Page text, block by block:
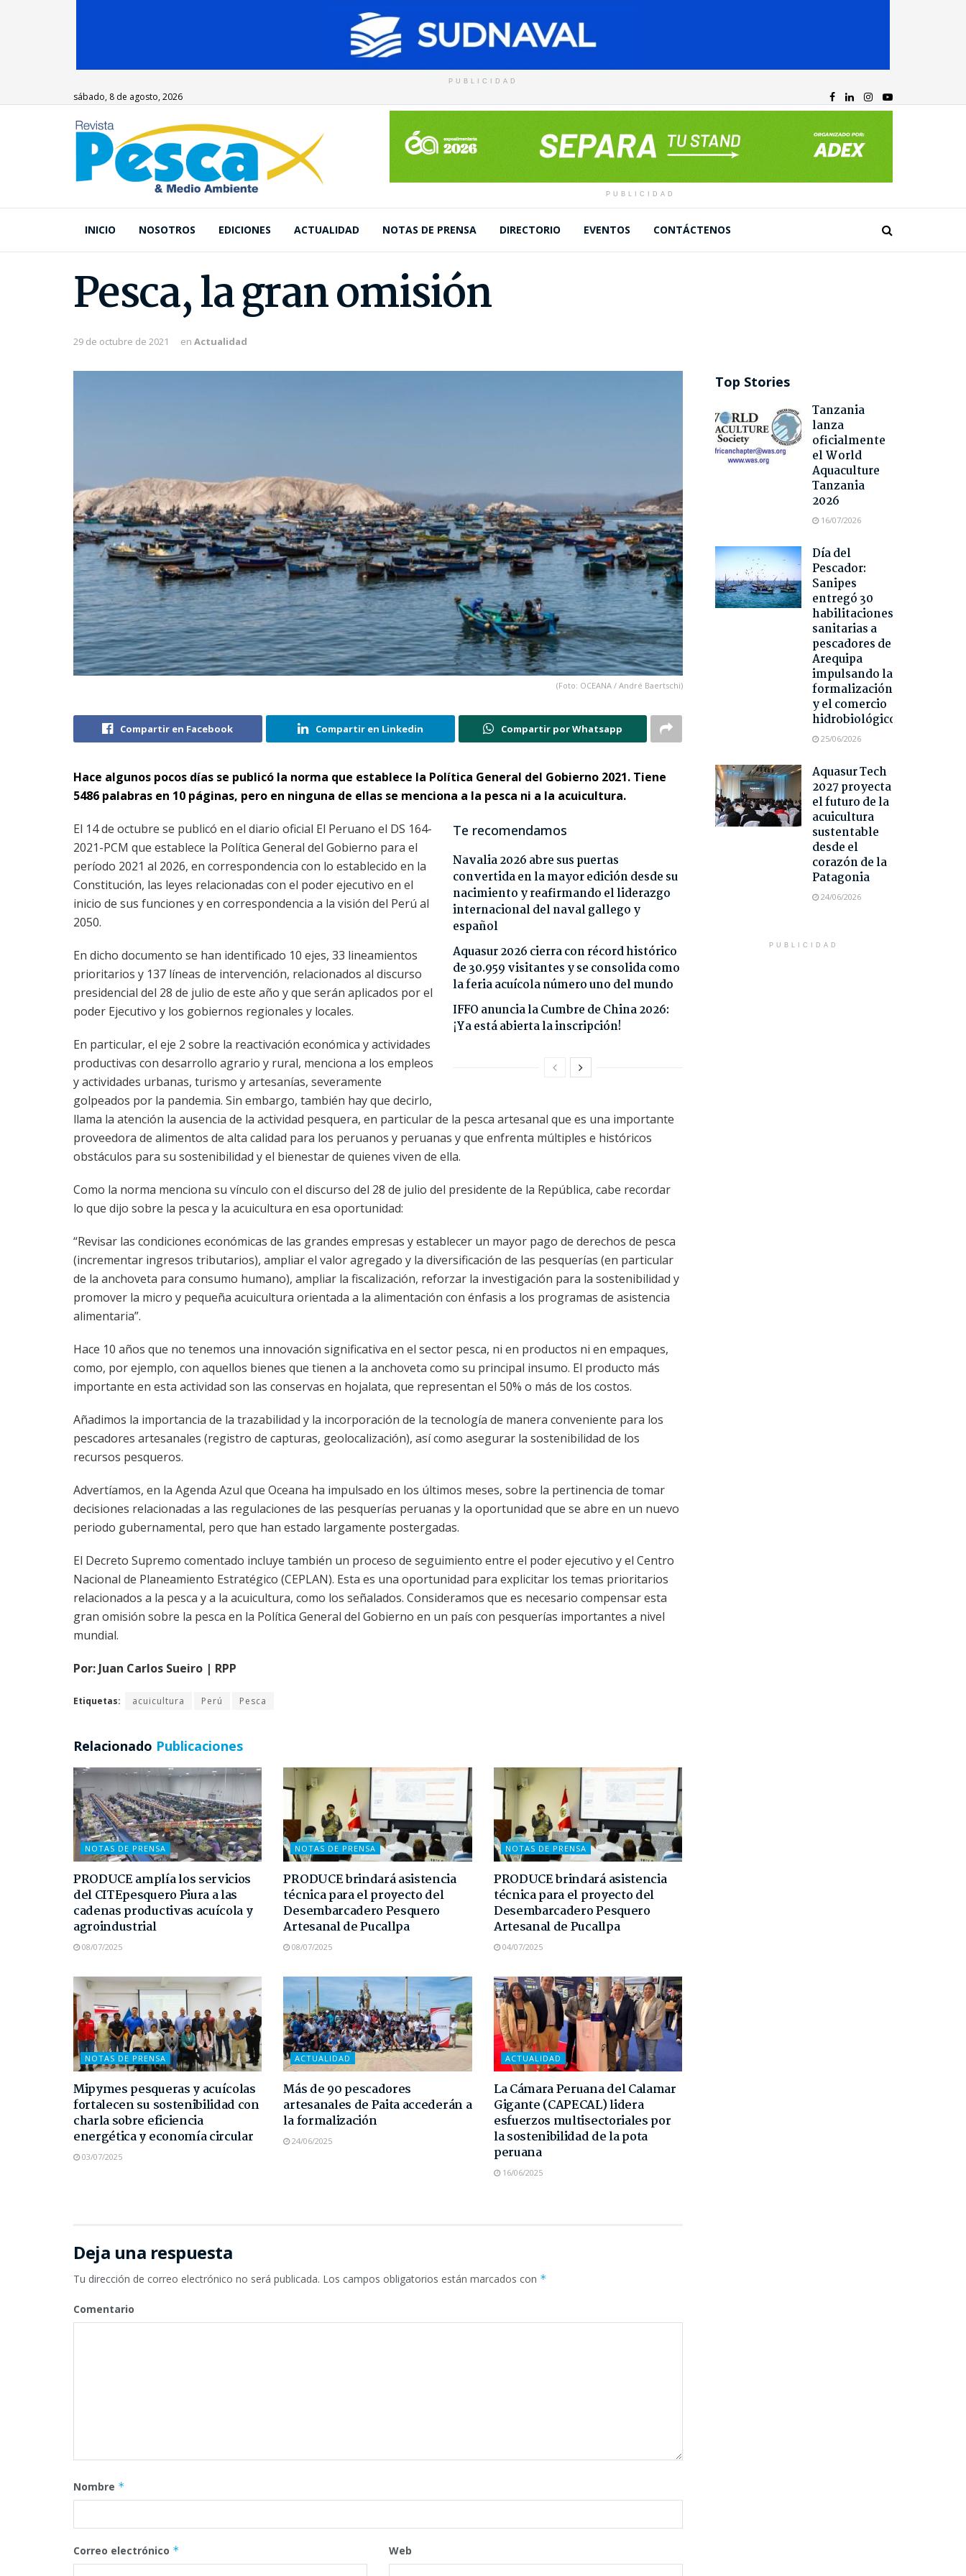
PUBLICIDAD
sábado, 8 de agosto, 2026
PUBLICIDAD
INICIO NOSOTROS EDICIONES ACTUALIDAD NOTAS DE PRENSA DIRECTORIO EVENTOS CONTÁCTENOS
Pesca, la gran omisión
29 de octubre de 2021 en Actualidad
(Foto: OCEANA / André Baertschi)
Compartir en Facebook Compartir en Linkedin Compartir por Whatsapp
Hace algunos pocos días se publicó la norma que establece la Política General del Gobierno 2021. Tiene
5486 palabras en 10 páginas, pero en ninguna de ellas se menciona a la pesca ni a la acuicultura.
Te recomendamos
Navalia 2026 abre sus puertas
convertida en la mayor edición desde su
nacimiento y reafirmando el liderazgo
internacional del naval gallego y
español
Aquasur 2026 cierra con récord histórico
de 30.959 visitantes y se consolida como
la feria acuícola número uno del mundo
IFFO anuncia la Cumbre de China 2026:
¡Ya está abierta la inscripción!
El 14 de octubre se publicó en el diario oficial El Peruano el DS 164-
2021-PCM que establece la Política General del Gobierno para el
período 2021 al 2026, en correspondencia con lo establecido en la
Constitución, las leyes relacionadas con el poder ejecutivo en el
inicio de sus funciones y en correspondencia a la visión del Perú al
2050.
En dicho documento se han identificado 10 ejes, 33 lineamientos
prioritarios y 137 líneas de intervención, relacionados al discurso
presidencial del 28 de julio de este año y que serán aplicados por el
poder Ejecutivo y los gobiernos regionales y locales.
En particular, el eje 2 sobre la reactivación económica y actividades
productivas con desarrollo agrario y rural, menciona a los empleos
y actividades urbanas, turismo y artesanías, severamente
golpeados por la pandemia. Sin embargo, también hay que decirlo,
llama la atención la ausencia de la actividad pesquera, en particular de la pesca artesanal que es una importante
proveedora de alimentos de alta calidad para los peruanos y peruanas y que enfrenta múltiples e históricos
obstáculos para su sostenibilidad y el bienestar de quienes viven de ella.
Como la norma menciona su vínculo con el discurso del 28 de julio del presidente de la República, cabe recordar
lo que dijo sobre la pesca y la acuicultura en esa oportunidad:
“Revisar las condiciones económicas de las grandes empresas y establecer un mayor pago de derechos de pesca
(incrementar ingresos tributarios), ampliar el valor agregado y la diversificación de las pesquerías (en particular
de la anchoveta para consumo humano), ampliar la fiscalización, reforzar la investigación para la sostenibilidad y
promover la micro y pequeña acuicultura orientada a la alimentación con énfasis a los programas de asistencia
alimentaria”.
Hace 10 años que no tenemos una innovación significativa en el sector pesca, ni en productos ni en empaques,
como, por ejemplo, con aquellos bienes que tienen a la anchoveta como su principal insumo. El producto más
importante en esta actividad son las conservas en hojalata, que representan el 50% o más de los costos.
Añadimos la importancia de la trazabilidad y la incorporación de la tecnología de manera conveniente para los
pescadores artesanales (registro de capturas, geolocalización), así como asegurar la sostenibilidad de los
recursos pesqueros.
Advertíamos, en la Agenda Azul que Oceana ha impulsado en los últimos meses, sobre la pertinencia de tomar
decisiones relacionadas a las regulaciones de las pesquerías peruanas y la oportunidad que se abre en un nuevo
periodo gubernamental, pero que han estado largamente postergadas.
El Decreto Supremo comentado incluye también un proceso de seguimiento entre el poder ejecutivo y el Centro
Nacional de Planeamiento Estratégico (CEPLAN). Esta es una oportunidad para explicitar los temas prioritarios
relacionados a la pesca y a la acuicultura, como los señalados. Consideramos que es necesario compensar esta
gran omisión sobre la pesca en la Política General del Gobierno en un país con pesquerías importantes a nivel
mundial.
Por: Juan Carlos Sueiro | RPP
Etiquetas: acuicultura Perú Pesca
Relacionado Publicaciones
NOTAS DE PRENSA
PRODUCE amplía los servicios
del CITEpesquero Piura a las
cadenas productivas acuícola y
agroindustrial
08/07/2025
NOTAS DE PRENSA
PRODUCE brindará asistencia
técnica para el proyecto del
Desembarcadero Pesquero
Artesanal de Pucallpa
08/07/2025
NOTAS DE PRENSA
PRODUCE brindará asistencia
técnica para el proyecto del
Desembarcadero Pesquero
Artesanal de Pucallpa
04/07/2025
NOTAS DE PRENSA
Mipymes pesqueras y acuícolas
fortalecen su sostenibilidad con
charla sobre eficiencia
energética y economía circular
03/07/2025
ACTUALIDAD
Más de 90 pescadores
artesanales de Paita accederán a
la formalización
24/06/2025
ACTUALIDAD
La Cámara Peruana del Calamar
Gigante (CAPECAL) lidera
esfuerzos multisectoriales por
la sostenibilidad de la pota
peruana
16/06/2025
Deja una respuesta
Tu dirección de correo electrónico no será publicada. Los campos obligatorios están marcados con *
Comentario
Nombre *
Correo electrónico * Web
Top Stories
Tanzania
lanza
oficialmente
el World
Aquaculture
Tanzania
2026
16/07/2026
Día del
Pescador:
Sanipes
entregó 30
habilitaciones
sanitarias a
pescadores de
Arequipa
impulsando la
formalización
y el comercio
hidrobiológico
25/06/2026
Aquasur Tech
2027 proyecta
el futuro de la
acuicultura
sustentable
desde el
corazón de la
Patagonia
24/06/2026
PUBLICIDAD